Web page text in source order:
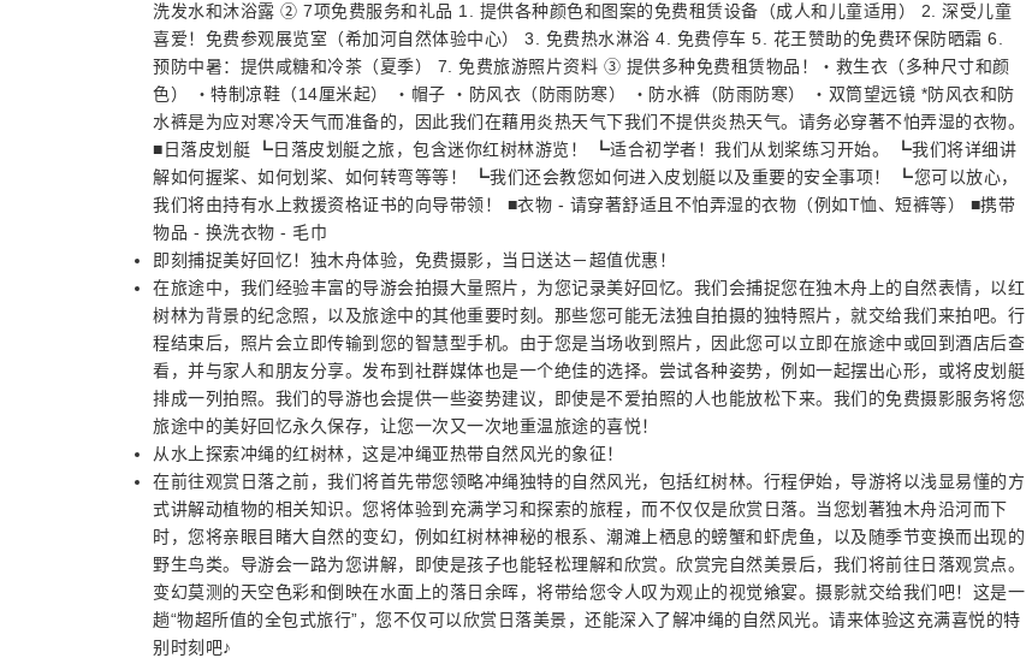
洗发水和沐浴露 ② 7项免费服务和礼品 1. 提供各种颜色和图案的免费租赁设备（成人和儿童适用） 2. 深受儿童
喜爱！免费参观展览室（希加河自然体验中心） 3. 免费热水淋浴 4. 免费停车 5. 花王赞助的免费环保防晒霜 6.
预防中暑：提供咸糖和冷茶（夏季） 7. 免费旅游照片资料 ③ 提供多种免费租赁物品！・救生衣（多种尺寸和颜
色） ・特制凉鞋（14厘米起） ・帽子 ・防风衣（防雨防寒） ・防水裤（防雨防寒） ・双筒望远镜 *防风衣和防
水裤是为应对寒冷天气而准备的，因此我们在藉用炎热天气下我们不提供炎热天气。请务必穿著不怕弄湿的衣物。
■日落皮划艇 ┗日落皮划艇之旅，包含迷你红树林游览！ ┗适合初学者！我们从划桨练习开始。 ┗我们将详细讲
解如何握桨、如何划桨、如何转弯等等！ ┗我们还会教您如何进入皮划艇以及重要的安全事项！ ┗您可以放心，
我们将由持有水上救援资格证书的向导带领！ ■衣物 - 请穿著舒适且不怕弄湿的衣物（例如T恤、短裤等） ■携带
物品 - 换洗衣物 - 毛巾
即刻捕捉美好回忆！独木舟体验，免费摄影，当日送达－超值优惠！
在旅途中，我们经验丰富的导游会拍摄大量照片，为您记录美好回忆。我们会捕捉您在独木舟上的自然表情，以红
树林为背景的纪念照，以及旅途中的其他重要时刻。那些您可能无法独自拍摄的独特照片，就交给我们来拍吧。行
程结束后，照片会立即传输到您的智慧型手机。由于您是当场收到照片，因此您可以立即在旅途中或回到酒店后查
看，并与家人和朋友分享。发布到社群媒体也是一个绝佳的选择。尝试各种姿势，例如一起摆出心形，或将皮划艇
排成一列拍照。我们的导游也会提供一些姿势建议，即使是不爱拍照的人也能放松下来。我们的免费摄影服务将您
旅途中的美好回忆永久保存，让您一次又一次地重温旅途的喜悦！
从水上探索冲绳的红树林，这是冲绳亚热带自然风光的象征！
在前往观赏日落之前，我们将首先带您领略冲绳独特的自然风光，包括红树林。行程伊始，导游将以浅显易懂的方
式讲解动植物的相关知识。您将体验到充满学习和探索的旅程，而不仅仅是欣赏日落。当您划著独木舟沿河而下
时，您将亲眼目睹大自然的变幻，例如红树林神秘的根系、潮滩上栖息的螃蟹和虾虎鱼，以及随季节变换而出现的
野生鸟类。导游会一路为您讲解，即使是孩子也能轻松理解和欣赏。欣赏完自然美景后，我们将前往日落观赏点。
变幻莫测的天空色彩和倒映在水面上的落日余晖，将带给您令人叹为观止的视觉飨宴。摄影就交给我们吧！这是一
趟“物超所值的全包式旅行”，您不仅可以欣赏日落美景，还能深入了解冲绳的自然风光。请来体验这充满喜悦的特
别时刻吧♪